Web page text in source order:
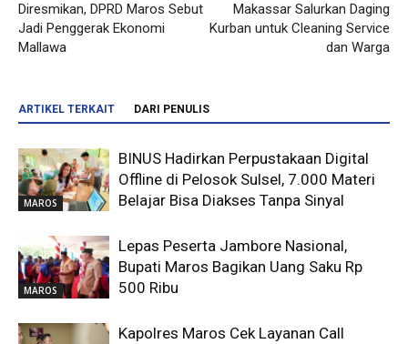
Diresmikan, DPRD Maros Sebut
Jadi Penggerak Ekonomi
Mallawa
Makassar Salurkan Daging
Kurban untuk Cleaning Service
dan Warga
ARTIKEL TERKAIT DARI PENULIS
MAROS
BINUS Hadirkan Perpustakaan Digital
Offline di Pelosok Sulsel, 7.000 Materi
Belajar Bisa Diakses Tanpa Sinyal
MAROS
Lepas Peserta Jambore Nasional,
Bupati Maros Bagikan Uang Saku Rp
500 Ribu
Kapolres Maros Cek Layanan Call